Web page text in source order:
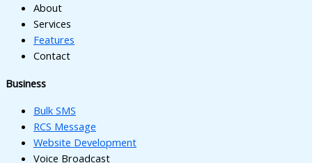
About
Services
Features
Contact
Business
Bulk SMS
RCS Message
Website Development
Voice Broadcast